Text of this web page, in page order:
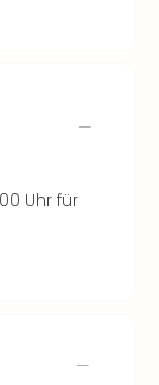
Uhr für